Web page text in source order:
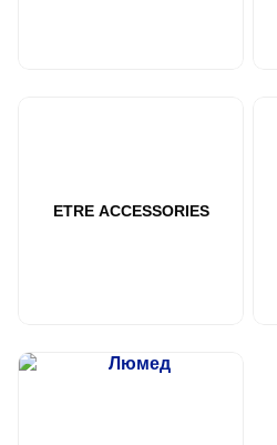
ETRE АCCESSORIES